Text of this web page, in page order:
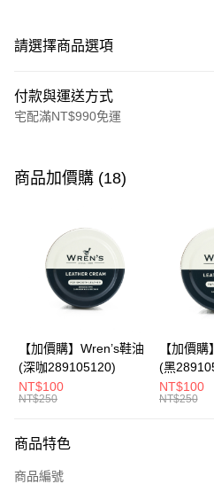
請選擇商品選項
付款與運送方式
宅配滿NT$990免運
信用卡一次付款
Apple Pay
悠遊付
Google Pay
全盈+PAY
ATM付款
宅配
每筆NT$80，滿NT$990(含以上)免運
商品加價購 (18)
【加價購】Wren’s鞋油
(深咖289105120)
NT$100
NT$250
【加價
(黑
NT$100
NT$250
商品特色
商品編號